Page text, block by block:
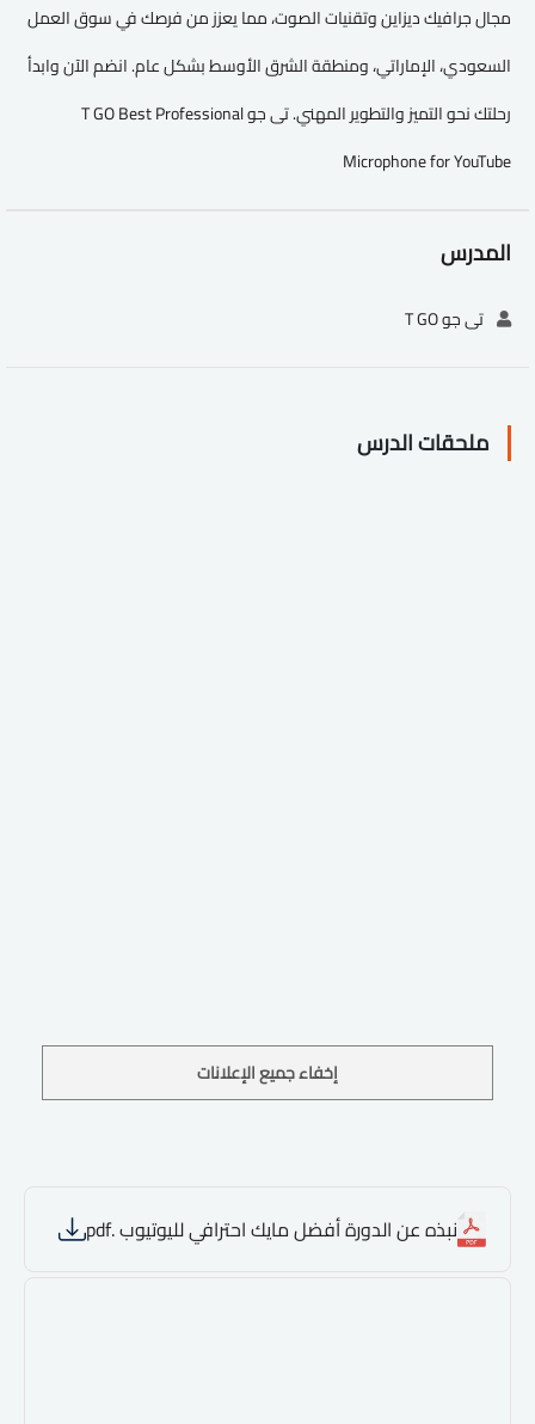
مجال جرافيك ديزاين وتقنيات الصوت، مما يعزز من فرصك في سوق العمل
السعودي، الإماراتي، ومنطقة الشرق الأوسط بشكل عام. انضم الآن وابدأ
رحلتك نحو التميز والتطوير المهني. تى جو T GO Best Professional
Microphone for YouTube
المدرس
تى جو T GO
ملحقات الدرس
إخفاء جميع الإعلانات
نبذه عن الدورة أفضل مايك احترافي لليوتيوب .pdf